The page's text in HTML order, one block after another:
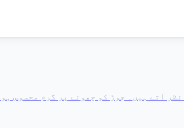
آتے ہیں۔ جوڑ کو چھونے پر گرم محسوس ہو